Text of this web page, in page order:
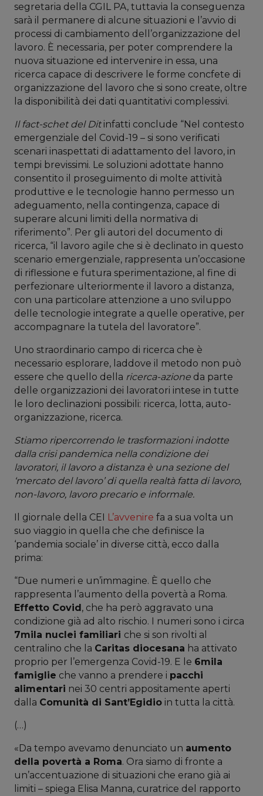
segretaria della CGIL PA, tuttavia la conseguenza
sarà il permanere di alcune situazioni e l’avvio di
processi di cambiamento dell’organizzazione del
lavoro. È necessaria, per poter comprendere la
nuova situazione ed intervenire in essa, una
ricerca capace di descrivere le forme concfete di
organizzazione del lavoro che si sono create, oltre
la disponibilità dei dati quantitativi complessivi.
Il fact-schet del Ditinfatti conclude “Nel contesto
emergenziale del Covid-19 – si sono verificati
scenari inaspettati di adattamento del lavoro, in
tempi brevissimi. Le soluzioni adottate hanno
consentito il proseguimento di molte attività
produttive e le tecnologie hanno permesso un
adeguamento, nella contingenza, capace di
superare alcuni limiti della normativa di
riferimento”. Per gli autori del documento di
ricerca, “il lavoro agile che si è declinato in questo
scenario emergenziale, rappresenta un’occasione
di riflessione e futura sperimentazione, al fine di
perfezionare ulteriormente il lavoro a distanza,
con una particolare attenzione a uno sviluppo
delle tecnologie integrate a quelle operative, per
accompagnare la tutela del lavoratore”.
Uno straordinario campo di ricerca che è
necessario esplorare, laddove il metodo non può
essere che quello della ricerca-azione da parte
delle organizzazioni dei lavoratori intese in tutte
le loro declinazioni possibili: ricerca, lotta, auto-
organizzazione, ricerca.
Stiamo ripercorrendo le trasformazioni indotte
dalla crisi pandemica nella condizione dei
lavoratori, il lavoro a distanza è una sezione del
‘mercato del lavoro’ di quella realtà fatta di lavoro,
non-lavoro, lavoro precario e informale.
Il giornale della CEI L’avvenire fa a sua volta un
suo viaggio in quella che che definisce la
‘pandemia sociale’ in diverse città, ecco dalla
prima:
“Due numeri e un’immagine. È quello che
rappresenta l’aumento della povertà a Roma.
Effetto Covid , che ha però aggravato una
condizione già ad alto rischio. I numeri sono i circa
7mila nuclei familiari che si son rivolti al
centralino che la Caritas diocesana ha attivato
proprio per l’emergenza Covid-19. E le 6mila
famiglie che vanno a prendere i pacchi
alimentari nei 30 centri appositamente aperti
dalla Comunità di Sant’Egidio in tutta la città.
(…)
«Da tempo avevamo denunciato un aumento
della povertà a Roma. Ora siamo di fronte a
un’accentuazione di situazioni che erano già ai
limiti – spiega Elisa Manna, curatrice del rapporto